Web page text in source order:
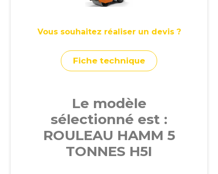
Vous souhaitez réaliser un devis ?
Fiche technique
Le modèle
sélectionné est :
ROULEAU HAMM 5
TONNES H5I